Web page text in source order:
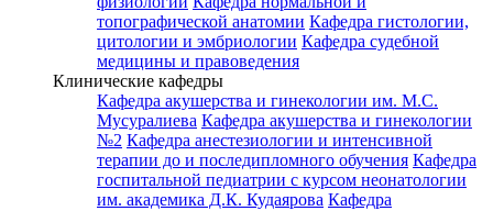
топографической анатомии Кафедра гистологии,
цитологии и эмбриологии Кафедра судебной
медицины и правоведения
Клинические кафедры
Кафедра акушерства и гинекологии им. М.С.
Мусуралиева Кафедра акушерства и гинекологии
№2 Кафедра анестезиологии и интенсивной
терапии до и последипломного обучения Кафедра
госпитальной педиатрии с курсом неонатологии
им. академика Д.К. Кудаярова Кафедра